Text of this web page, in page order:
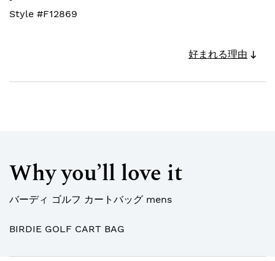
Style #F12869
好まれる理由
Why you’ll love it
バーディ ゴルフ カートバッグ mens
BIRDIE GOLF CART BAG